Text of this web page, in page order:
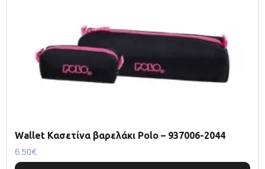
Wallet Κασετίνα βαρελάκι Polo – 937006-2044
6.50€